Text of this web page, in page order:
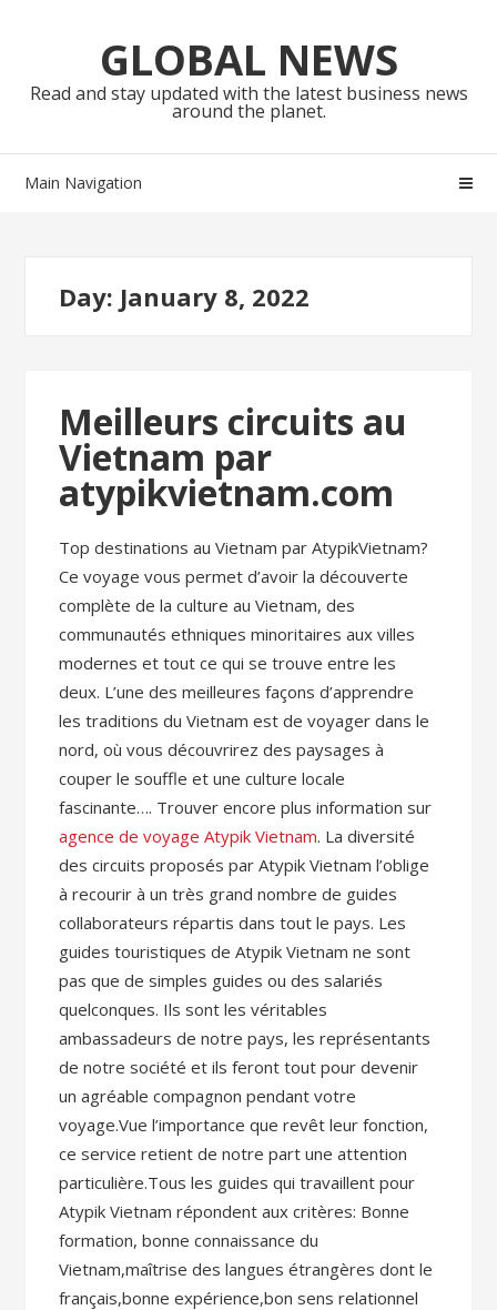
navigationGLOBAL NEWS
Read and stay updated with the latest business news
around the planet.
Main Navigation
Day: January 8, 2022
Meilleurs circuits au
Vietnam par
atypikvietnam.com
Top destinations au Vietnam par AtypikVietnam?
Ce voyage vous permet d’avoir la découverte
complète de la culture au Vietnam, des
communautés ethniques minoritaires aux villes
modernes et tout ce qui se trouve entre les
deux. L’une des meilleures façons d’apprendre
les traditions du Vietnam est de voyager dans le
nord, où vous découvrirez des paysages à
couper le souffle et une culture locale
fascinante…. Trouver encore plus information sur
agence de voyage Atypik Vietnam. La diversité
des circuits proposés par Atypik Vietnam l’oblige
à recourir à un très grand nombre de guides
collaborateurs répartis dans tout le pays. Les
guides touristiques de Atypik Vietnam ne sont
pas que de simples guides ou des salariés
quelconques. Ils sont les véritables
ambassadeurs de notre pays, les représentants
de notre société et ils feront tout pour devenir
un agréable compagnon pendant votre
voyage.Vue l’importance que revêt leur fonction,
ce service retient de notre part une attention
particulière.Tous les guides qui travaillent pour
Atypik Vietnam répondent aux critères: Bonne
formation, bonne connaissance du
Vietnam,maîtrise des langues étrangères dont le
français,bonne expérience,bon sens relationnel